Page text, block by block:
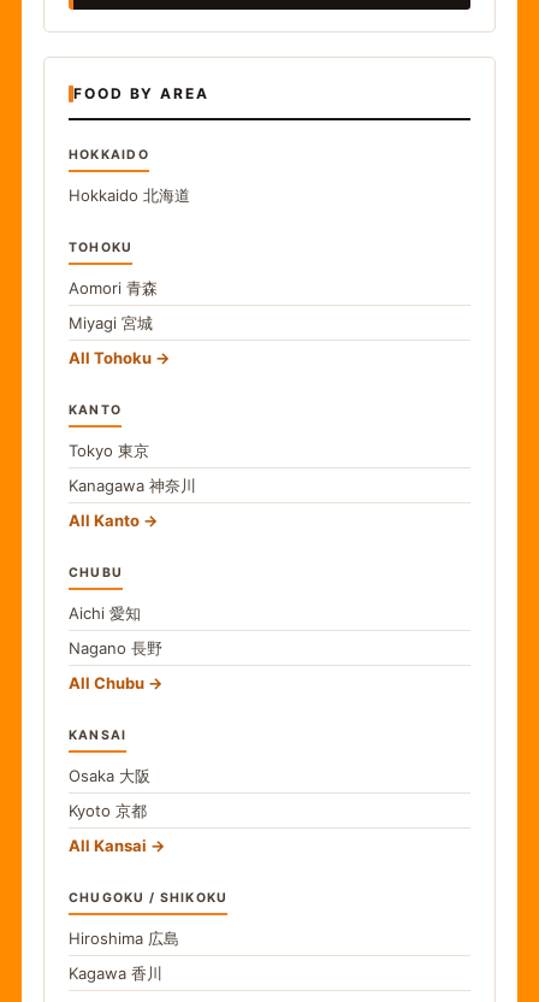
FOOD BY AREA
HOKKAIDO
Hokkaido 北海道
TOHOKU
Aomori 青森
Miyagi 宮城
All Tohoku
KANTO
Tokyo 東京
Kanagawa 神奈川
All Kanto
CHUBU
Aichi 愛知
Nagano 長野
All Chubu
KANSAI
Osaka 大阪
Kyoto 京都
All Kansai
CHUGOKU / SHIKOKU
Hiroshima 広島
Kagawa 香川